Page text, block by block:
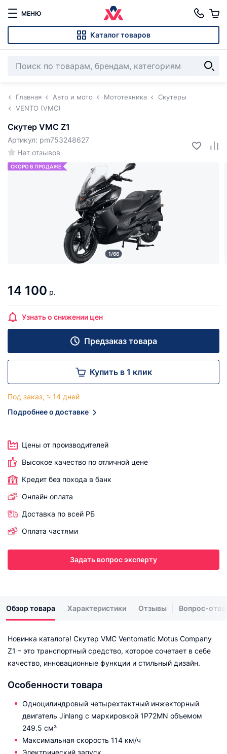
МЕНЮ
Каталог товаров
Главная Авто и мото Мототехника
Скутеры
VENTO (VMC)
Скутер VMC Z1
Нет отзывов
Артикул: pm753248627
СКОРО В ПРОДАЖЕ
1/66
14 100 р.
Узнать о снижении цен
Предзаказ товара
Купить в 1 клик
Под заказ, ≈ 14 дней
Подробнее о доставке
Цены от производителей
Высокое качество по отличной цене
Кредит без похода в банк
Онлайн оплата
Доставка по всей РБ
Оплата частями
Задать вопрос эксперту
Обзор товара Характеристики Отзывы Вопрос-
Новинка каталога! Скутер VMC Ventomatic Motus Company
Z1 – это транспортный средство, которое сочетает в себе
качество, инновационные функции и стильный дизайн.
Особенности товара
Одноцилиндровый четырехтактный инжекторный
двигатель Jinlang с маркировкой 1P72MN объемом
249.5 см³
Максимальная скорость 114 км/ч
Электрический запуск